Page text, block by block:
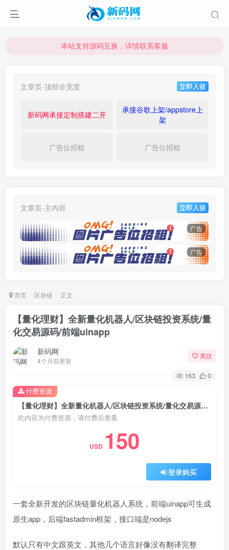
本站支持源码互换，详情联系客服
本站支持源码互换，详情联系客服
文章页-顶部全宽度 立即入驻
新码网承接定制搭建二开
承接谷歌上架/appstore上
架
广告位招租 广告位招租
文章页-主内容 立即入驻
广告
广告
首页 区块链 正文
【量化理财】全新量化机器人/区块链投资系统/量
化交易源码/前端uinapp
新码网
4个月前更新
关注
163 0
【量化理财】全新量化机器人/区块链投资系统/量化交易源码/前端uinapp
此内容为付费资源，请付费后查看
USD 150
登录购买
付费资源
一套全新开发的区块链量化机器人系统，前端uinapp可生成
原生app，后端fastadmin框架，接口端是nodejs
默认只有中文跟英文，其他几个语言好像没有翻译完整